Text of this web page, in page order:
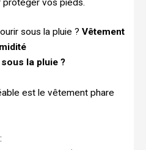
vos pieds.
sous la pluie ? Vêtement
la pluie ?
est le vêtement phare